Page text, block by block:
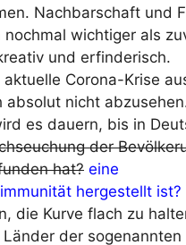
Nachbarschaft und
nochmal wichtiger als
und erfinderisch.
aktuelle Corona-Krise
absolut nicht
es dauern, bis in
der
hat? eine
hergestellt ist?
die Kurve flach zu
Länder der sogenannten